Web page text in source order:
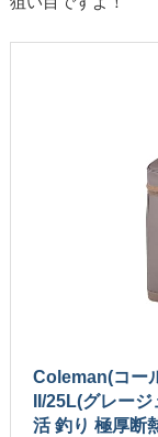
Coleman(コー
II/25L(グレー
活 釣り 極厚断